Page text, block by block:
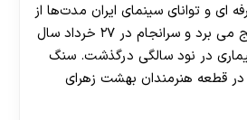
هات بت
ای و توانای سینمای ایران مدت‌ها از
بیماری نارسایی کلیه رنج می برد و سرانجام در ۲۷ خرداد سال
بیماری در نود سالگی درگذشت. سنگ
قطعه هنرمندان بهشت زهرای